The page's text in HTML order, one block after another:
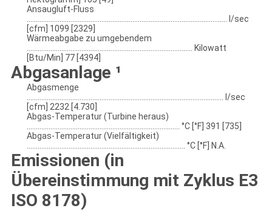
Ansaugluft-Fluss
.............................................................................................................. l/sec
[cfm] 1099 [2329]
Wärmeabgabe zu umgebendem
........................................................................................... Kilowatt
[Btu/Min] 77 [4394]
Abgasanlage ¹
Abgasmenge
............................................................................................................ l/sec
[cfm] 2232 [4.730]
Abgas-Temperatur (Turbine heraus)
.................................................................................... °C [°F] 391 [735]
Abgas-Temperatur (Vielfältigkeit)
....................................................................................... °C [°F] N.A.
Emissionen (in
Übereinstimmung mit Zyklus E3
ISO 8178)